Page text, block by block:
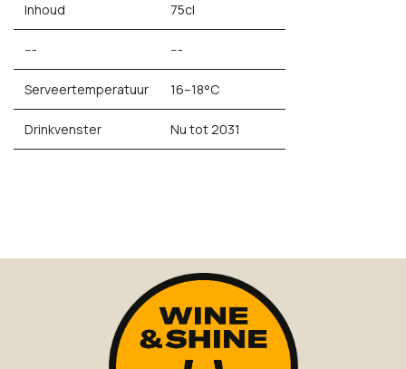
Inhoud 75cl
--- ---
Serveertemperatuur 16–18°C
Drinkvenster Nu tot 2031